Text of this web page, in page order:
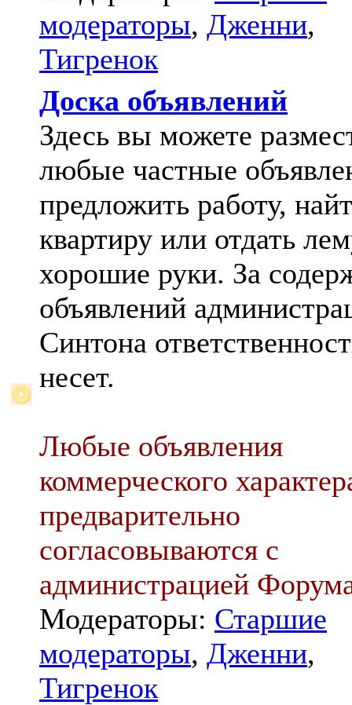
модераторы, Дженни,
Тигренок
Доска объявлений
Здесь вы можете
любые частные
предложить работу,
квартиру или отдать
хорошие руки. За
объявлений
Синтона
несет.
Любые объявления
коммерческого
предварительно
согласовываются с
администрацией
Модераторы: Старшие
модераторы, Дженни,
Тигренок